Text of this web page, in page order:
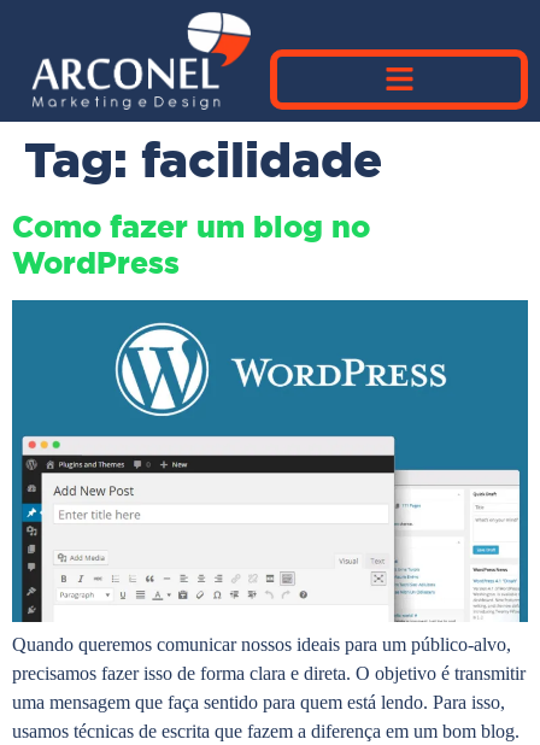
Tag: facilidade
Como fazer um blog no
WordPress
Quando queremos comunicar nossos ideais para um público-alvo,
precisamos fazer isso de forma clara e direta. O objetivo é transmitir
uma mensagem que faça sentido para quem está lendo. Para isso,
usamos técnicas de escrita que fazem a diferença em um bom blog.